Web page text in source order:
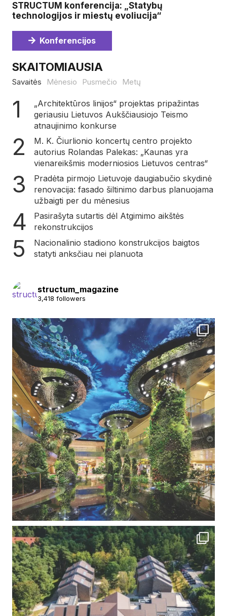
STRUCTUM konferencija: „Statybų
technologijos ir miestų evoliucija“
Konferencijos
SKAITOMIAUSIA
Savaitės Mėnesio Pusmečio Metų
„Architektūros linijos“ projektas pripažintas
geriausiu Lietuvos Aukščiausiojo Teismo
atnaujinimo konkurse
M. K. Čiurlionio koncertų centro projekto
autorius Rolandas Palekas: „Kaunas yra
vienareikšmis moderniosios Lietuvos centras“
Pradėta pirmojo Lietuvoje daugiabučio skydinė
renovacija: fasado šiltinimo darbus planuojama
užbaigti per du mėnesius
Pasirašyta sutartis dėl Atgimimo aikštės
rekonstrukcijos
Nacionalinio stadiono konstrukcijos baigtos
statyti anksčiau nei planuota
structum_magazine
3,418 followers